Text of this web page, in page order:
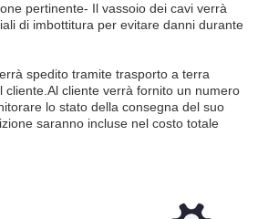
pertinente- Il vassoio dei cavi verrà
di imbottitura per evitare danni durante
spedito tramite trasporto a terra
cliente.Al cliente verrà fornito un numero
lo stato della consegna del suo
saranno incluse nel costo totale